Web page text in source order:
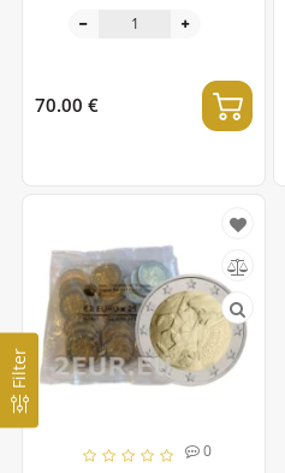
Filter
70.00 €
0